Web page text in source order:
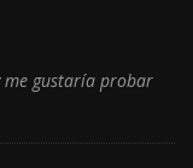
me gustaría probar